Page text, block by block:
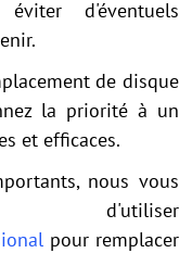
d'éventuels
de disque
la priorité à un
et efficaces.
nous vous
d'utiliser
pour remplacer